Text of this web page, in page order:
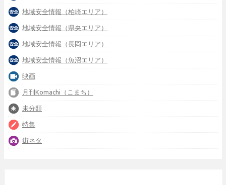
地域安全情報（柏崎エリア）
地域安全情報（県央エリア）
地域安全情報（長岡エリア）
地域安全情報（魚沼エリア）
映画
月刊Komachi（こまち）
未分類
特集
街ネタ